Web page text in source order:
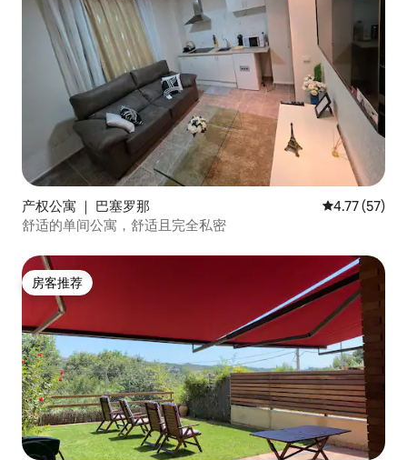
产权公寓 ｜ 巴塞罗那 平均评分
4.77 (57)
舒适的单间公寓，舒适且完全私密
房客推荐
房客推荐